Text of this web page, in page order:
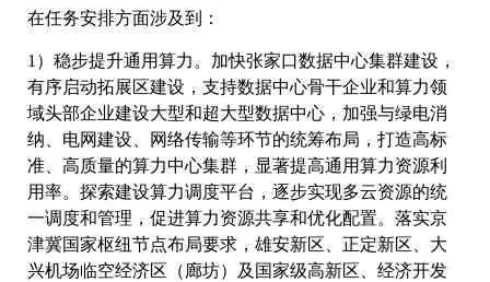
在任务安排方面涉及到：
1）稳步提升通用算力。加快张家口数据中心集群建设，
有序启动拓展区建设，支持数据中心骨干企业和算力领
域头部企业建设大型和超大型数据中心，加强与绿电消
纳、电网建设、网络传输等环节的统筹布局，打造高标
准、高质量的算力中心集群，显著提高通用算力资源利
用率。探索建设算力调度平台，逐步实现多云资源的统
一调度和管理，促进算力资源共享和优化配置。落实京
津冀国家枢纽节点布局要求，雄安新区、正定新区、大
兴机场临空经济区（廊坊）及国家级高新区、经济开发